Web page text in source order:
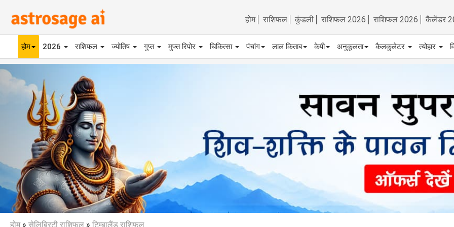
होम राशिफल कुंडली राशिफल 2026 राशिफल 2026 कैलेंडर
होम 2026 राशिफल ज्योतिष गुप्त मुफ्त रिपोर चिकित्सा पंचांग लाल किताब केपी अनुकूलता कैलकुलेटर त्योहार
Previous
होम» सेलिब्रिटी राशिफल » टिम्बालैंड राशिफल